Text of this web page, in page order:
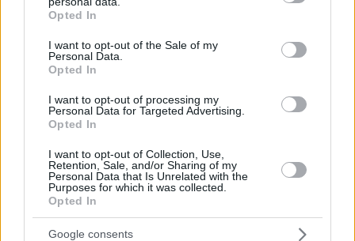
grant or deny consent to Google and its third-party tags to
use your data for below specified purposes in below Google
consent section.
Opted In
I want to opt-out of the Sale of my
Personal Data.
Opted In
I want to opt-out of processing my
Personal Data for Targeted Advertising.
Opted In
I want to opt-out of Collection, Use,
Retention, Sale, and/or Sharing of my
Personal Data that Is Unrelated with the
Purposes for which it was collected.
Opted In
Google consents